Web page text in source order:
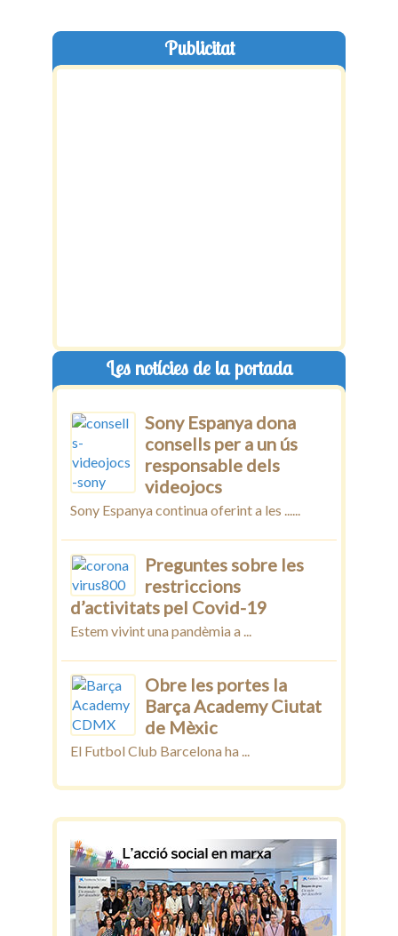
Publicitat
Les notícies de la portada
Sony Espanya dona
consells per a un ús
responsable dels
videojocs
Sony Espanya continua oferint a les ......
Preguntes sobre les
restriccions
d’activitats pel Covid-19
Estem vivint una pandèmia a ...
Obre les portes la
Barça Academy Ciutat
de Mèxic
El Futbol Club Barcelona ha ...